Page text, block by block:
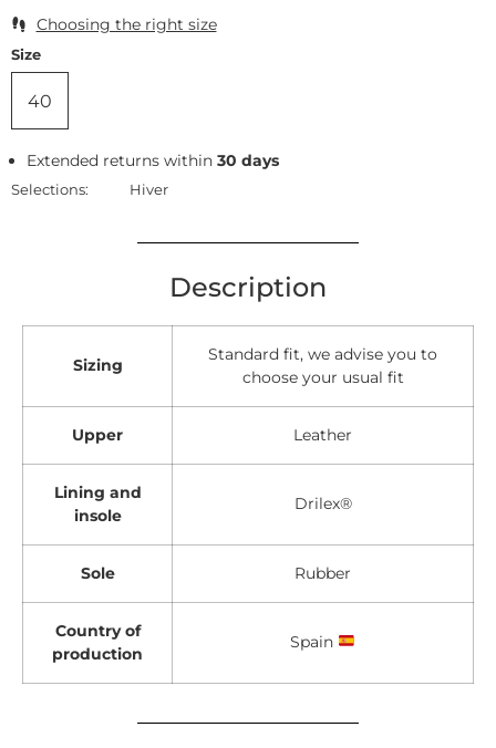
Choosing the right size
Size
40
Extended returns within30 days
Selections: Hiver
Description
Sizing
Standard fit, we advise you to
choose your usual fit
Upper Leather
Lining and
insole
Drilex®
Sole Rubber
Country of
production
Spain